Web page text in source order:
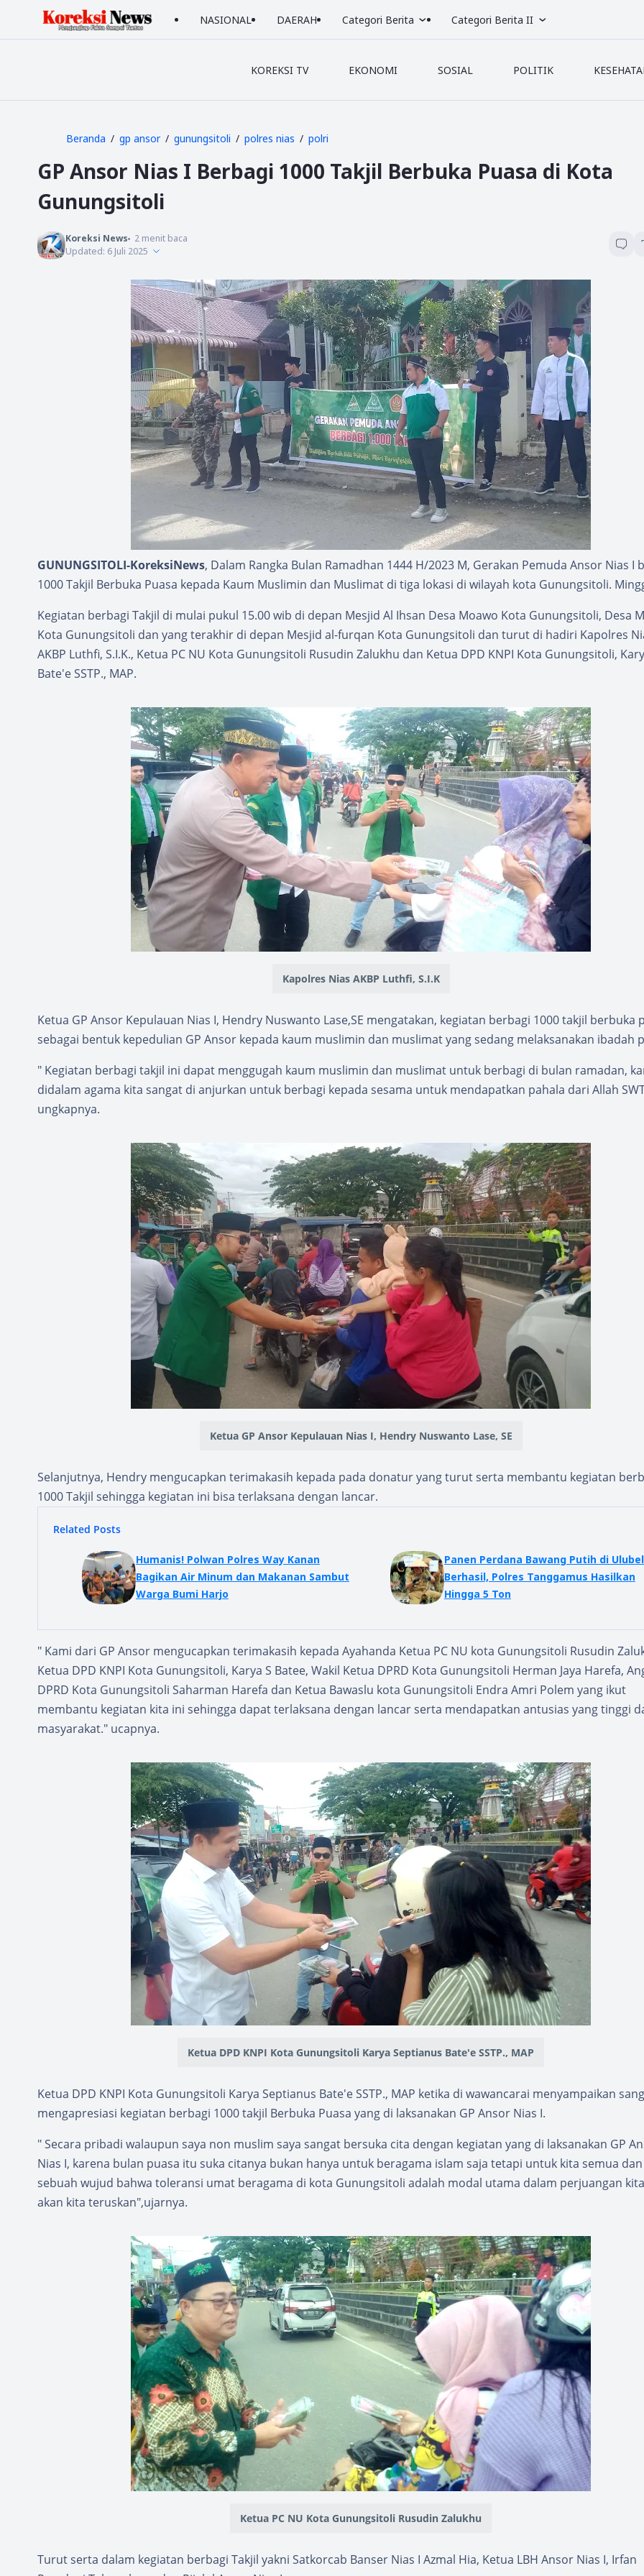
NASIONAL DAERAH Categori Berita Categori Berita II
KOREKSI TV EKONOMI SOSIAL POLITIK
Beranda gp ansor gunungsitoli polres nias polri
GP Ansor Nias I Berbagi 1000 Takjil Berbuka Puasa di Kota
Gunungsitoli
Koreksi News 2menit baca
Updated: 6 Juli 2025
GUNUNGSITOLI-KoreksiNews, Dalam Rangka Bulan Ramadhan 1444 H/2023 M, Gerakan Pemuda Ansor Nias I
1000 Takjil Berbuka Puasa kepada Kaum Muslimin dan Muslimat di tiga lokasi di wilayah kota Gunungsitoli.
Kegiatan berbagi Takjil di mulai pukul 15.00 wib di depan Mesjid Al Ihsan Desa Moawo Kota Gunungsitoli, Desa
Kota Gunungsitoli dan yang terakhir di depan Mesjid al-furqan Kota Gunungsitoli dan turut di hadiri Kapolres
AKBP Luthfi, S.I.K., Ketua PC NU Kota Gunungsitoli Rusudin Zalukhu dan Ketua DPD KNPI Kota Gunungsitoli,
Bate'e SSTP., MAP.
Kapolres Nias AKBP Luthfi, S.I.K
Ketua GP Ansor Kepulauan Nias I, Hendry Nuswanto Lase,SE mengatakan, kegiatan berbagi 1000 takjil berbuka
sebagai bentuk kepedulian GP Ansor kepada kaum muslimin dan muslimat yang sedang melaksanakan ibadah
" Kegiatan berbagi takjil ini dapat menggugah kaum muslimin dan muslimat untuk berbagi di bulan ramadan,
didalam agama kita sangat di anjurkan untuk berbagi kepada sesama untuk mendapatkan pahala dari Allah
ungkapnya.
Ketua GP Ansor Kepulauan Nias I, Hendry Nuswanto Lase, SE
Selanjutnya, Hendry mengucapkan terimakasih kepada pada donatur yang turut serta membantu kegiatan
1000 Takjil sehingga kegiatan ini bisa terlaksana dengan lancar.
Related Posts
Humanis! Polwan Polres Way Kanan
Bagikan Air Minum dan Makanan Sambut
Warga Bumi Harjo
Panen Perdana Bawang Putih di
Berhasil, Polres Tanggamus Hasilkan
Hingga 5 Ton
" Kami dari GP Ansor mengucapkan terimakasih kepada Ayahanda Ketua PC NU kota Gunungsitoli Rusudin
Ketua DPD KNPI Kota Gunungsitoli, Karya S Batee, Wakil Ketua DPRD Kota Gunungsitoli Herman Jaya Harefa,
DPRD Kota Gunungsitoli Saharman Harefa dan Ketua Bawaslu kota Gunungsitoli Endra Amri Polem yang ikut
membantu kegiatan kita ini sehingga dapat terlaksana dengan lancar serta mendapatkan antusias yang tinggi
masyarakat." ucapnya.
Ketua DPD KNPI Kota Gunungsitoli Karya Septianus Bate'e SSTP., MAP
Ketua DPD KNPI Kota Gunungsitoli Karya Septianus Bate'e SSTP., MAP ketika di wawancarai menyampaikan
mengapresiasi kegiatan berbagi 1000 takjil Berbuka Puasa yang di laksanakan GP Ansor Nias I.
" Secara pribadi walaupun saya non muslim saya sangat bersuka cita dengan kegiatan yang di laksanakan GP
Nias I, karena bulan puasa itu suka citanya bukan hanya untuk beragama islam saja tetapi untuk kita semua
sebuah wujud bahwa toleransi umat beragama di kota Gunungsitoli adalah modal utama dalam perjuangan
akan kita teruskan",ujarnya.
Ketua PC NU Kota Gunungsitoli Rusudin Zalukhu
Turut serta dalam kegiatan berbagi Takjil yakni Satkorcab Banser Nias I Azmal Hia, Ketua LBH Ansor Nias I, Irfan